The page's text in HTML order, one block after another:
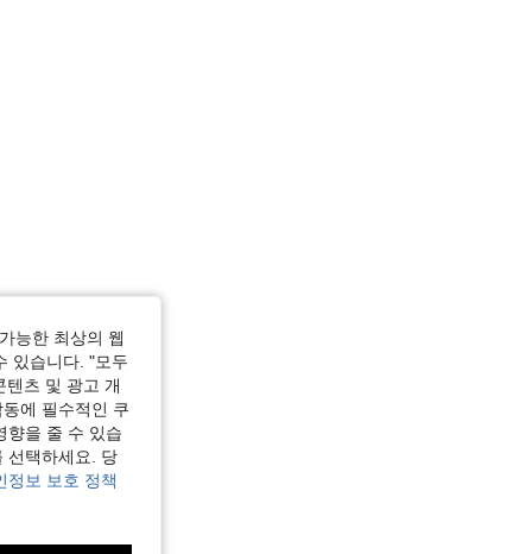
능한 최상의 웹
있습니다. "모두
츠 및 광고 개
에 필수적인 쿠
향을 줄 수 있습
선택하세요. 당
정보 보호 정책